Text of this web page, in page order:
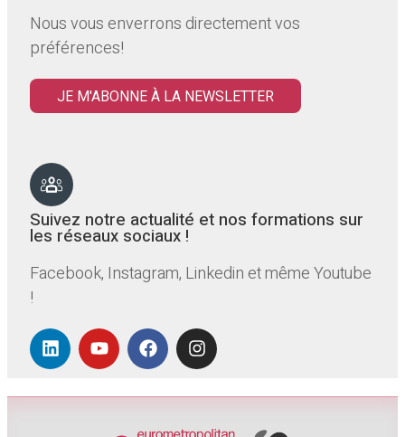
Nous vous enverrons directement vos
préférences!
JE M'ABONNE À LA NEWSLETTER
Suivez notre actualité et nos formations sur
les réseaux sociaux !
Facebook, Instagram, Linkedin et même Youtube
!